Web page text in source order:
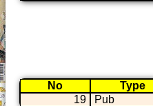
No Type
19
Pub